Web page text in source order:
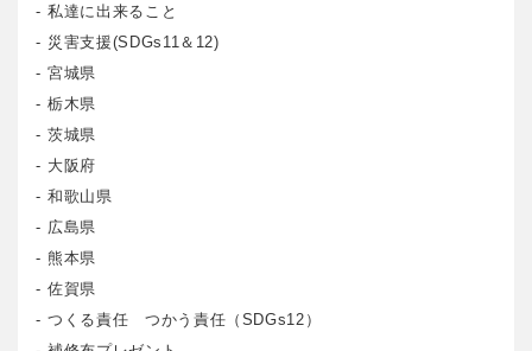
私達に出来ること
災害支援(SDGs11＆12)
宮城県
栃木県
茨城県
大阪府
和歌山県
広島県
熊本県
佐賀県
つくる責任 つかう責任（SDGs12）